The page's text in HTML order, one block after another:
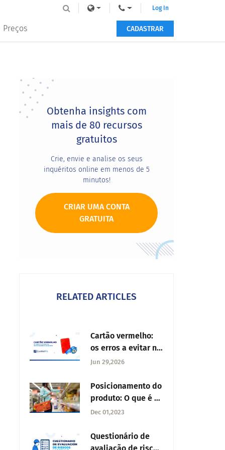
Preços
Log In
CADASTRAR
Primary
SidebarObtenha insights com
mais de 80 recursos
gratuitos
Crie, envie e analise os seus
inquéritos online em menos de 5
minutos!
CRIAR UMA CONTA
GRATUITA
RELATED ARTICLES
Cartão vermelho:
os erros a evitar na
investigação de
Jun 29,2026
Posicionamento do
produto: O que é o
posicionamento do
exemplos?
Dec 01,2023
Questionário de